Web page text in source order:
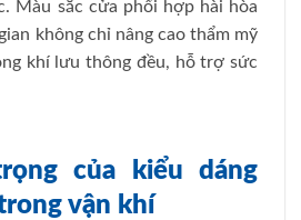
Màu sắc cửa phối hợp hài hòa
không chỉ nâng cao thẩm mỹ
khí lưu thông đều, hỗ trợ sức
của kiểu dáng
vận khí